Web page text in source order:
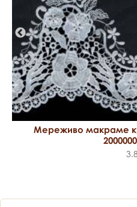
Мереживо макраме